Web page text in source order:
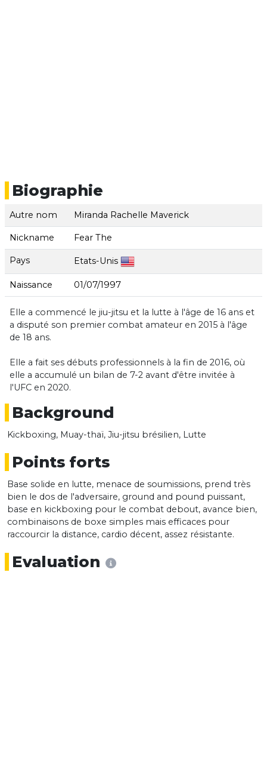
Biographie
Autre nom Miranda Rachelle Maverick
Nickname Fear The
Pays Etats-Unis
Naissance 01/07/1997
Elle a commencé le jiu-jitsu et la lutte à l'âge de 16 ans et
a disputé son premier combat amateur en 2015 à l'âge
de 18 ans.
Elle a fait ses débuts professionnels à la fin de 2016, où
elle a accumulé un bilan de 7-2 avant d'être invitée à
l'UFC en 2020.
Background
Kickboxing, Muay-thaï, Jiu-jitsu brésilien, Lutte
Points forts
Base solide en lutte, menace de soumissions, prend très
bien le dos de l'adversaire, ground and pound puissant,
base en kickboxing pour le combat debout, avance bien,
combinaisons de boxe simples mais efficaces pour
raccourcir la distance, cardio décent, assez résistante.
Evaluation